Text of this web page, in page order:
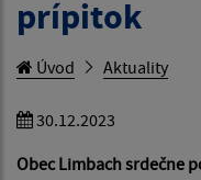
prípitok
Úvod Aktuality
30.12.2023
Obec Limbach srdečne